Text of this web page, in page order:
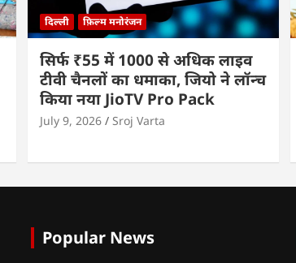
दिल्ली फ़िल्म मनोरंजन
सिर्फ ₹55 में 1000 से अधिक लाइव
टीवी चैनलों का धमाका, जियो ने लॉन्च
किया नया JioTV Pro Pack
July 9, 2026 Sroj Varta
Popular News